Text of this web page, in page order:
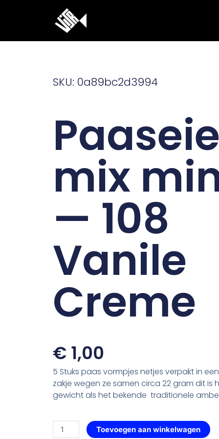
inhoud
SKU: 0a89bc2d3994
mix
— 108
Vanile
Creme
€1,00
5 Stuks paas vormpjes netjes verpakt in
zakje wegen ze samen circa 22 gram dit is
gewicht als het bekende traditionele
Paaseieren
Toevoegen aan winkelwagen